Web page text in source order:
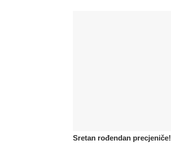
Sretan rođendan precjeniče!